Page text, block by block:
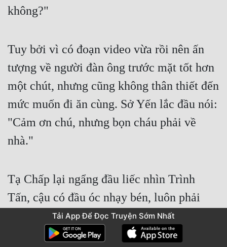
không?"
Tuy bởi vì có đoạn video vừa rồi nên ấn
tượng về người đàn ông trước mặt tốt hơn
một chút, nhưng cũng không thân thiết đến
mức muốn đi ăn cùng. Sở Yến lắc đầu nói:
"Cảm ơn chú, nhưng bọn cháu phải về
nhà."
Tạ Chấp lại ngẩng đầu liếc nhìn Trình
Tấn, cậu có đầu óc nhạy bén, luôn phải
suy nghĩ nhiều hơn hai người đơn giản vô
tư còn lại.
Tải App Để Đọc Truyện Sớm Nhất